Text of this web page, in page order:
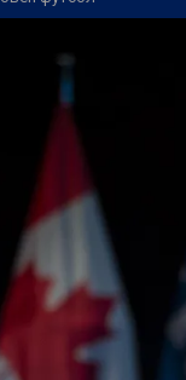
Челси отнесе Милан
Интер пребори